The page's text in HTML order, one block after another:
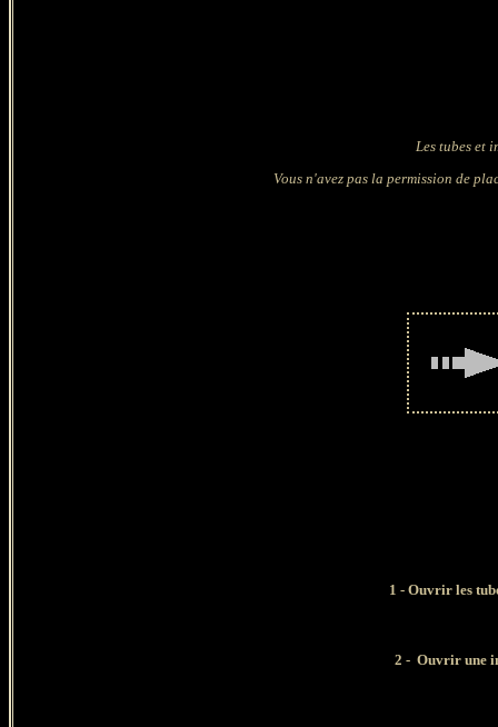
Les tubes et
Vous n'avez pas la permission de
1 - Ouvrir les
2 - Ouvrir une